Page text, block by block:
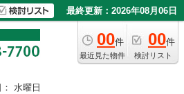
最終更新：2026年08月06日
00件
最近見た物件
00件
検討リスト
水曜日